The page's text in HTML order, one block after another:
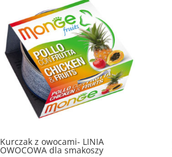
Kurczak z owocami- LINIA
OWOCOWA dla smakoszy